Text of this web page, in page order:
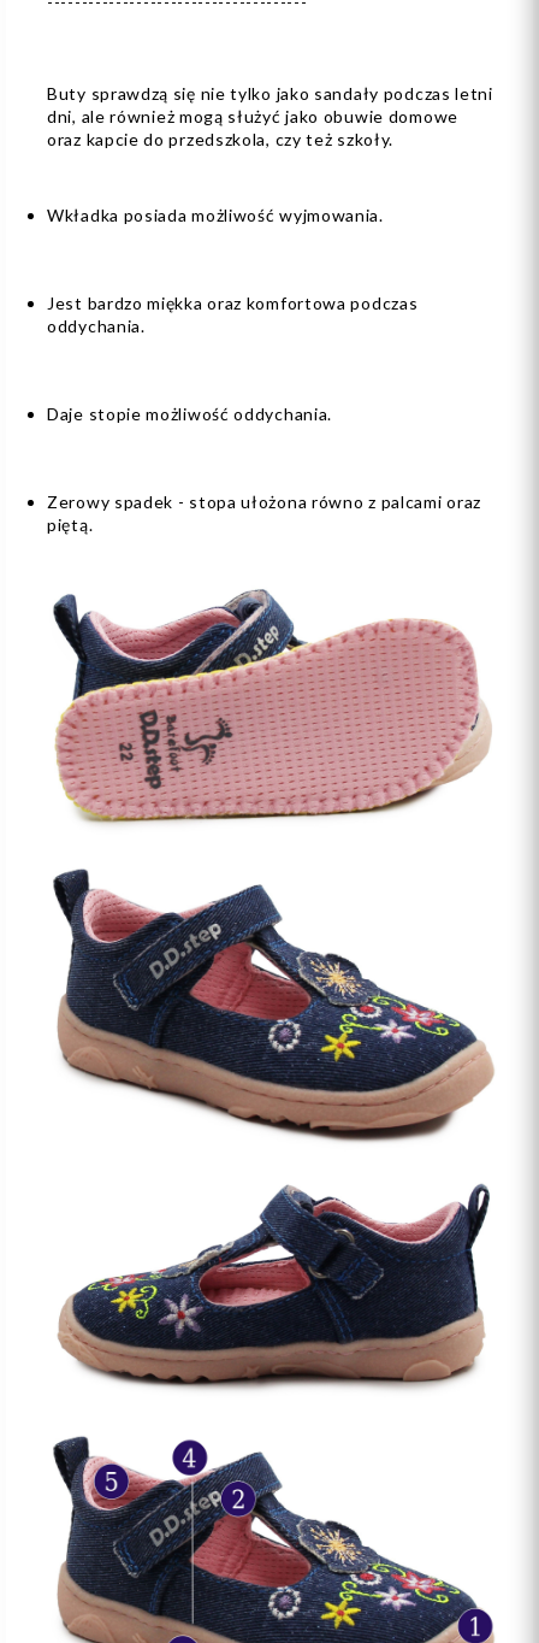
Buty sprawdzą się nie tylko jako sandały podczas letni
dni, ale również mogą służyć jako obuwie domowe
oraz kapcie do przedszkola, czy też szkoły.
Wkładka posiada możliwość wyjmowania.
Jest bardzo miękka oraz komfortowa podczas
oddychania.
Daje stopie możliwość oddychania.
Zerowy spadek - stopa ułożona równo z palcami oraz
piętą.